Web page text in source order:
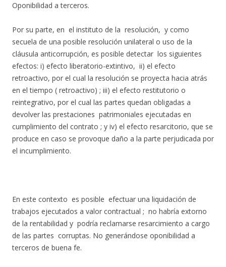
Oponibilidad a terceros.
Por su parte, en el instituto de la resolución, y como
secuela de una posible resolución unilateral o uso de la
cláusula anticorrupción, es posible detectar los siguientes
efectos: i) efecto liberatorio-extintivo, ii) el efecto
retroactivo, por el cual la resolución se proyecta hacia atrás
en el tiempo ( retroactivo) ; iii) el efecto restitutorio o
reintegrativo, por el cual las partes quedan obligadas a
devolver las prestaciones patrimoniales ejecutadas en
cumplimiento del contrato ; y iv) el efecto resarcitorio, que se
produce en caso se provoque daño a la parte perjudicada por
el incumplimiento.
En este contexto es posible efectuar una liquidación de
trabajos ejecutados a valor contractual ; no habría extorno
de la rentabilidad y podría reclamarse resarcimiento a cargo
de las partes corruptas. No generándose oponibilidad a
terceros de buena fe.